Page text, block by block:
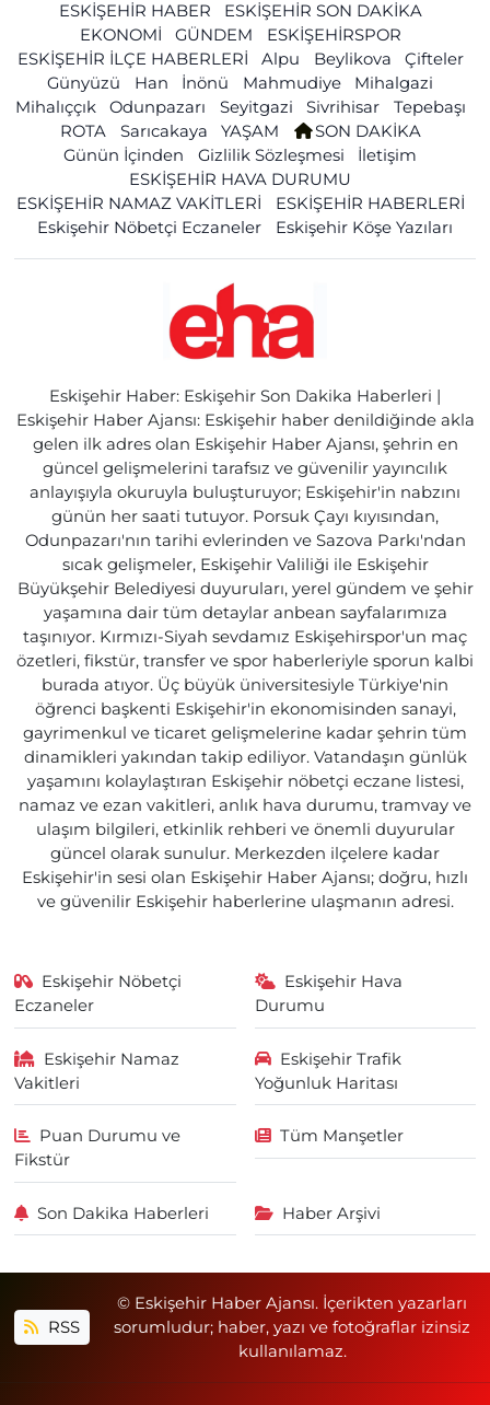
ESKİŞEHİR HABER
ESKİŞEHİR SON DAKİKA
EKONOMİ
GÜNDEM
ESKİŞEHİRSPOR
ESKİŞEHİR İLÇE HABERLERİ
Alpu Beylikova
Çifteler
Günyüzü
Han İnönü Mahmudiye
Mihalgazi
Mihalıççık
Odunpazarı Seyitgazi Sivrihisar
Tepebaşı
ROTA
Sarıcakaya YAŞAM
SON DAKİKA
Günün İçinden
Gizlilik Sözleşmesi
İletişim
ESKİŞEHİR HAVA DURUMU
ESKİŞEHİR NAMAZ VAKİTLERİ
ESKİŞEHİR HABERLERİ
Eskişehir Nöbetçi Eczaneler
Eskişehir Köşe Yazıları
Eskişehir Haber: Eskişehir Son Dakika Haberleri |
Eskişehir Haber Ajansı: Eskişehir haber denildiğinde akla
gelen ilk adres olan Eskişehir Haber Ajansı, şehrin en
güncel gelişmelerini tarafsız ve güvenilir yayıncılık
anlayışıyla okuruyla buluşturuyor; Eskişehir'in nabzını
günün her saati tutuyor. Porsuk Çayı kıyısından,
Odunpazarı'nın tarihi evlerinden ve Sazova Parkı'ndan
sıcak gelişmeler, Eskişehir Valiliği ile Eskişehir
Büyükşehir Belediyesi duyuruları, yerel gündem ve şehir
yaşamına dair tüm detaylar anbean sayfalarımıza
taşınıyor. Kırmızı-Siyah sevdamız Eskişehirspor'un maç
özetleri, fikstür, transfer ve spor haberleriyle sporun kalbi
burada atıyor. Üç büyük üniversitesiyle Türkiye'nin
öğrenci başkenti Eskişehir'in ekonomisinden sanayi,
gayrimenkul ve ticaret gelişmelerine kadar şehrin tüm
dinamikleri yakından takip ediliyor. Vatandaşın günlük
yaşamını kolaylaştıran Eskişehir nöbetçi eczane listesi,
namaz ve ezan vakitleri, anlık hava durumu, tramvay ve
ulaşım bilgileri, etkinlik rehberi ve önemli duyurular
güncel olarak sunulur. Merkezden ilçelere kadar
Eskişehir'in sesi olan Eskişehir Haber Ajansı; doğru, hızlı
ve güvenilir Eskişehir haberlerine ulaşmanın adresi.
Eskişehir Nöbetçi
Eczaneler
Eskişehir Hava
Durumu
Eskişehir Namaz
Vakitleri
Eskişehir Trafik
Yoğunluk Haritası
Puan Durumu ve
Fikstür
Tüm Manşetler
Son Dakika Haberleri Haber Arşivi
RSS
© Eskişehir Haber Ajansı. İçerikten yazarları
sorumludur; haber, yazı ve fotoğraflar izinsiz
kullanılamaz.